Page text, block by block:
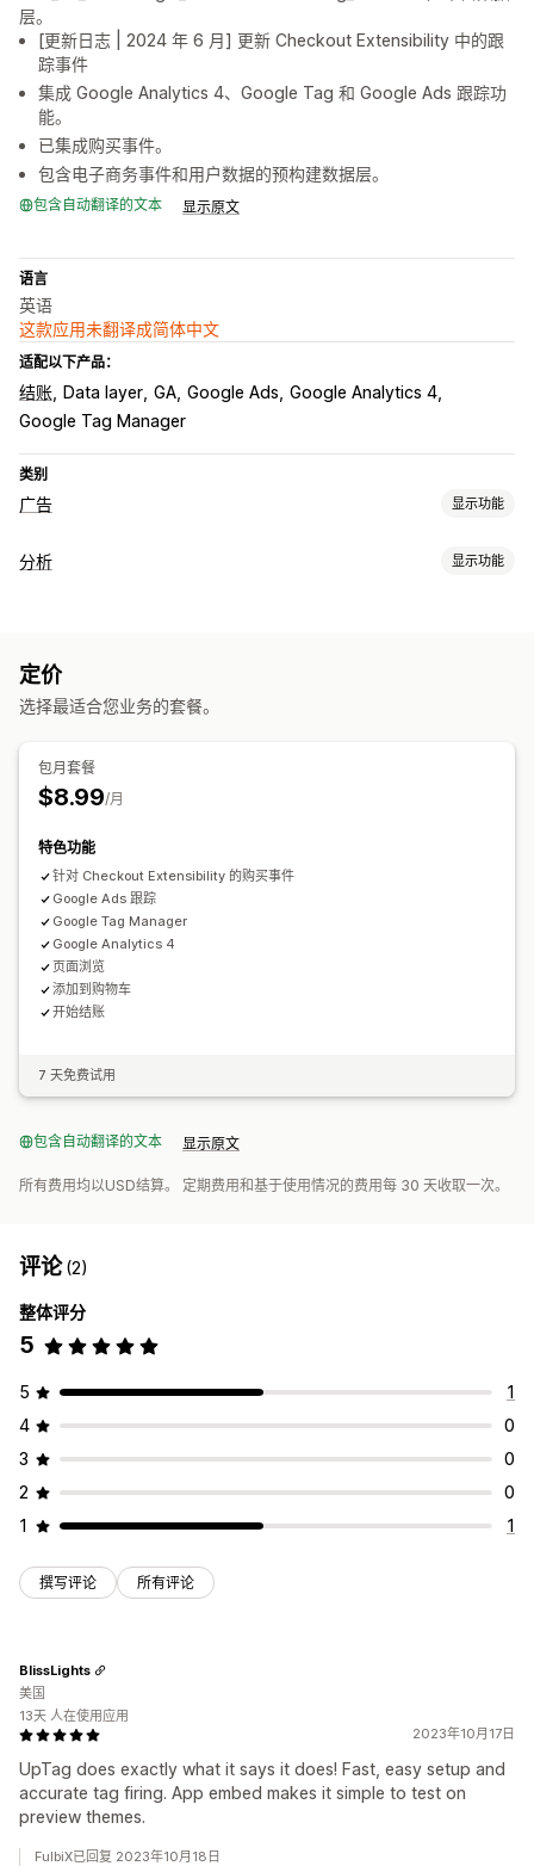
层。
[更新日志 | 2024 年 6 月] 更新 Checkout Extensibility 中的跟
踪事件
集成 Google Analytics 4、Google Tag 和 Google Ads 跟踪功
能。
已集成购买事件。
包含电子商务事件和用户数据的预构建数据层。
包含自动翻译的文本 显示原文
语言
英语
这款应用未翻译成简体中文
适配以下产品：
结账 Data layer GA Google Ads Google Analytics 4
Google Tag Manager
类别
广告 显示功能
定向
网站
绩效分析
分析 显示功能
视觉和报告
数据导出
定价
选择最适合您业务的套餐。
包月套餐
$8.99/月
特色功能
针对 Checkout Extensibility 的购买事件
Google Ads 跟踪
Google Tag Manager
Google Analytics 4
页面浏览
添加到购物车
开始结账
7 天免费试用
包含自动翻译的文本 显示原文
所有费用均以USD结算。 定期费用和基于使用情况的费用每 30 天收取一次。
评论(2)
整体评分
5
5
1
4
0
3
0
2
0
1
1
撰写评论 所有评论
2023年10月17日
UpTag does exactly what it says it does! Fast, easy setup and
accurate tag firing. App embed makes it simple to test on
preview themes.
BlissLights
美国
13天 人在使用应用
FulbiX已回复 2023年10月18日